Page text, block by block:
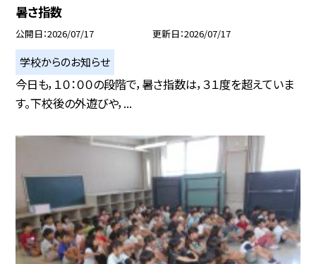
暑さ指数
公開日 2026/07/17 更新日 2026/07/17
学校からのお知らせ
今日も，１０：００の段階で，暑さ指数は，３１度を超えていま
す。下校後の外遊びや，...